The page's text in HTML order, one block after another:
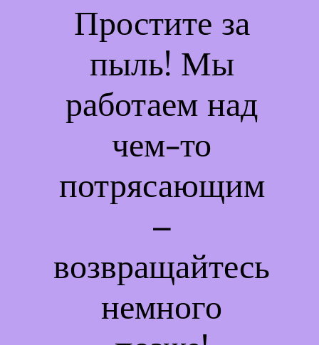
Простите за
пыль! Мы
работаем над
чем-то
потрясающим
–
возвращайтесь
немного